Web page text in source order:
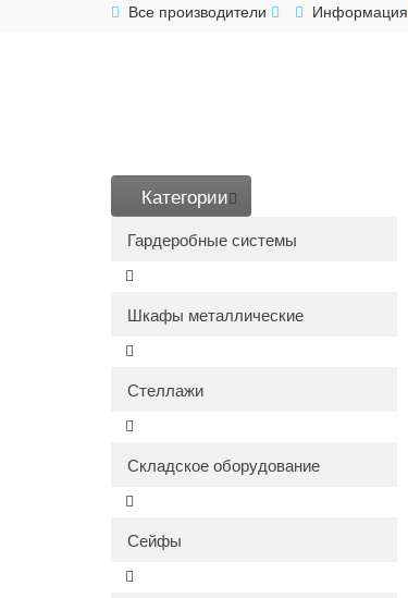
Все производители Информация
Категории
Гардеробные системы
Шкафы металлические
Стеллажи
Складское оборудование
Сейфы